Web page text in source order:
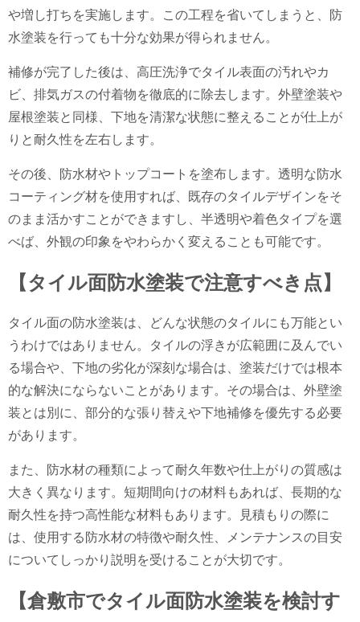
や増し打ちを実施します。この工程を省いてしまうと、防
水塗装を行っても十分な効果が得られません。
補修が完了した後は、高圧洗浄でタイル表面の汚れやカ
ビ、排気ガスの付着物を徹底的に除去します。外壁塗装や
屋根塗装と同様、下地を清潔な状態に整えることが仕上が
りと耐久性を左右します。
その後、防水材やトップコートを塗布します。透明な防水
コーティング材を使用すれば、既存のタイルデザインをそ
のまま活かすことができますし、半透明や着色タイプを選
べば、外観の印象をやわらかく変えることも可能です。
【タイル面防水塗装で注意すべき点】
タイル面の防水塗装は、どんな状態のタイルにも万能とい
うわけではありません。タイルの浮きが広範囲に及んでい
る場合や、下地の劣化が深刻な場合は、塗装だけでは根本
的な解決にならないことがあります。その場合は、外壁塗
装とは別に、部分的な張り替えや下地補修を優先する必要
があります。
また、防水材の種類によって耐久年数や仕上がりの質感は
大きく異なります。短期間向けの材料もあれば、長期的な
耐久性を持つ高性能な材料もあります。見積もりの際に
は、使用する防水材の特徴や耐久性、メンテナンスの目安
についてしっかり説明を受けることが大切です。
【倉敷市でタイル面防水塗装を検討す